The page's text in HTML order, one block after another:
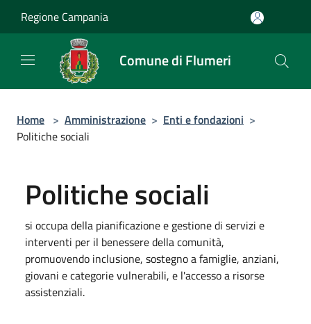
Regione Campania
Comune di Flumeri
Home > Amministrazione > Enti e fondazioni >
Politiche sociali
Politiche sociali
si occupa della pianificazione e gestione di servizi e
interventi per il benessere della comunità,
promuovendo inclusione, sostegno a famiglie, anziani,
giovani e categorie vulnerabili, e l'accesso a risorse
assistenziali.